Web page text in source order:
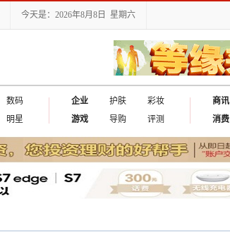
今天是：2026年8月8日 星期六
数码
明星
企业 护肤
彩妆
游戏
导购 评测
商讯
消费